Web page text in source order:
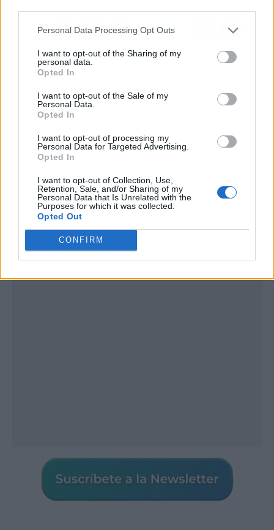
Personal Data Processing Opt Outs
I want to opt-out of the Sharing of my
personal data.
Opted In
I want to opt-out of the Sale of my
Personal Data.
Opted In
I want to opt-out of processing my
Personal Data for Targeted Advertising.
Opted In
I want to opt-out of Collection, Use,
Retention, Sale, and/or Sharing of my
Personal Data that Is Unrelated with the
Purposes for which it was collected.
Opted Out
CONFIRM
Publicidad